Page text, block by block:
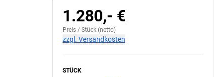
1.280,- €
Preis / Stück (netto)
zzgl. Versandkosten
STÜCK